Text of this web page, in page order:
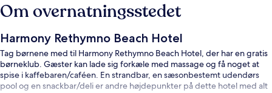
Om overnatningsstedet
Harmony Rethymno Beach Hotel
Tag børnene med til Harmony Rethymno Beach Hotel, der har en gratis
børneklub. Gæster kan lade sig forkæle med massage og få noget at
spise i kaffebaren/caféen. En strandbar, en sæsonbestemt udendørs
pool og en snackbar/deli er andre højdepunkter på dette hotel med alt